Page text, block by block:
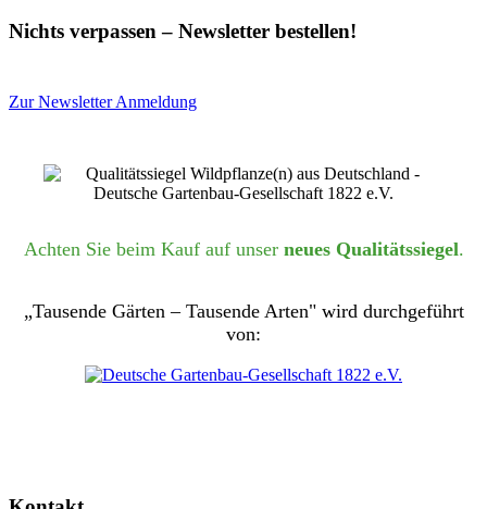
Nichts verpassen – Newsletter bestellen!
Zur Newsletter Anmeldung
Achten Sie beim Kauf auf unser neues Qualitätssiegel.
„Tausende Gärten – Tausende Arten" wird durchgeführt
von: